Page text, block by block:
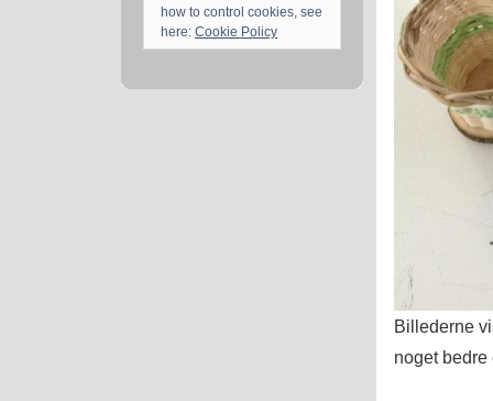
how to control cookies, see
here: Cookie Policy
Billederne
noget bedre